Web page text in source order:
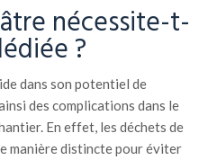
nécessite-t-
?
dans son potentiel de
des complications dans le
En effet, les déchets de
manière distincte pour éviter